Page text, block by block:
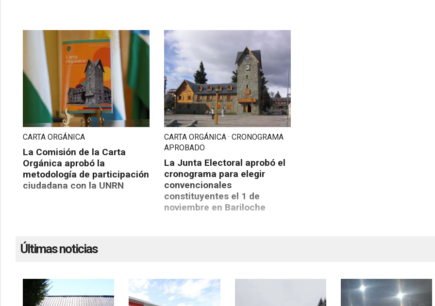
CARTA ORGÁNICA
La Comisión de la Carta
Orgánica aprobó la
metodología de participación
ciudadana con la UNRN
CARTA ORGÁNICA · CRONOGRAMA
APROBADO
La Junta Electoral aprobó el
cronograma para elegir
convencionales
constituyentes el 1 de
noviembre en Bariloche
Últimas noticias